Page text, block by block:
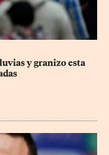
y granizo esta